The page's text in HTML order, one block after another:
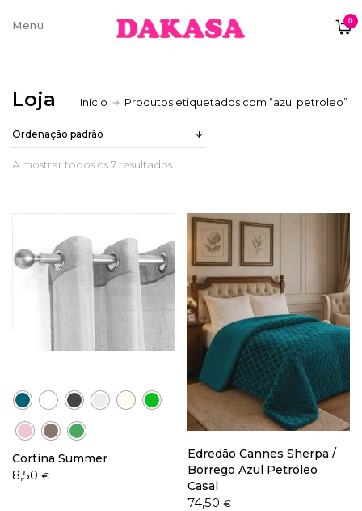
0
Sobre nós
Trocas e Devoluções
Termos e condições
Loja Início Produtos etiquetados com “azul petroleo”
A mostrar todos os 7 resultados
Cortina Summer
8,50 €
Edredão Cannes Sherpa /
Borrego Azul Petróleo
Casal
74,50 €